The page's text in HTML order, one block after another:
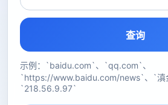
查询
示例：`baidu.com`、`qq.com`、
`https://www.baidu.com/news`、`滇
`218.56.9.97`